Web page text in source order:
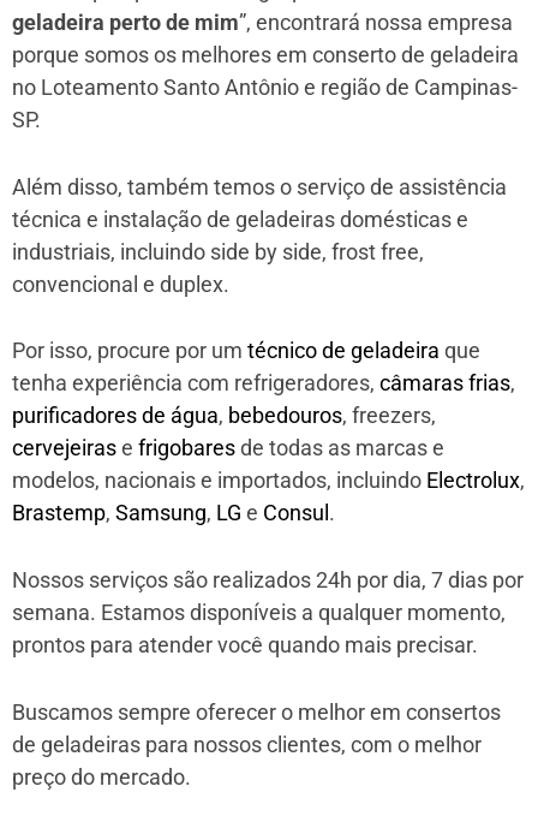
geladeira perto de mim”, encontrará nossa empresa
porque somos os melhores em conserto de geladeira
no Loteamento Santo Antônio e região de Campinas-
SP.
Além disso, também temos o serviço de assistência
técnica e instalação de geladeiras domésticas e
industriais, incluindo side by side, frost free,
convencional e duplex.
Por isso, procure por um técnico de geladeira que
tenha experiência com refrigeradores, câmaras frias,
purificadores de água, bebedouros, freezers,
cervejeirase frigobaresde todas as marcas e
modelos, nacionais e importados, incluindo Electrolux,
Brastemp, Samsung, LG e Consul .
Nossos serviços são realizados 24h por dia, 7 dias por
semana. Estamos disponíveis a qualquer momento,
prontos para atender você quando mais precisar.
Buscamos sempre oferecer o melhor em consertos
de geladeiras para nossos clientes, com o melhor
preço do mercado.